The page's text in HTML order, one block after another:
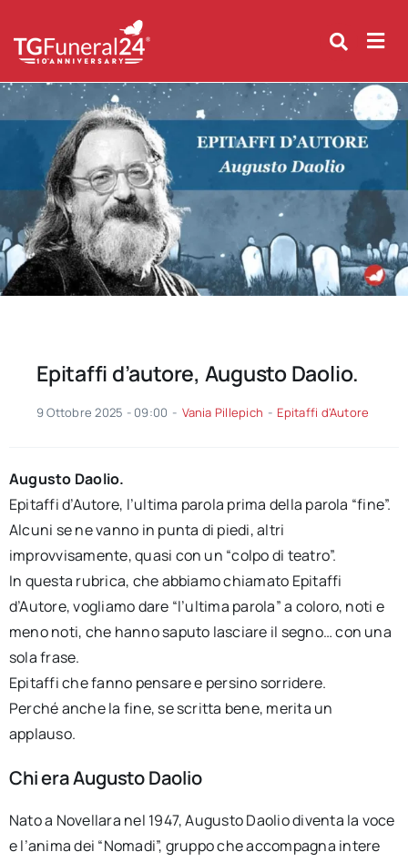
content
Epitaffi d’autore, Augusto Daolio.
9 Ottobre 2025 - 09:00 - Vania Pillepich - Epitaffi d'Autore
Augusto Daolio.
Epitaffi d’Autore, l’ultima parola prima della parola “fine”.
Alcuni se ne vanno in punta di piedi, altri
improvvisamente, quasi con un “colpo di teatro”.
In questa rubrica, che abbiamo chiamato Epitaffi
d’Autore, vogliamo dare “l’ultima parola” a coloro, noti e
meno noti, che hanno saputo lasciare il segno… con una
sola frase.
Epitaffi che fanno pensare e persino sorridere.
Perché anche la fine, se scritta bene, merita un
applauso.
Chi era Augusto Daolio
Nato a Novellara nel 1947, Augusto Daolio diventa la voce
e l’anima dei “Nomadi”, gruppo che accompagna intere